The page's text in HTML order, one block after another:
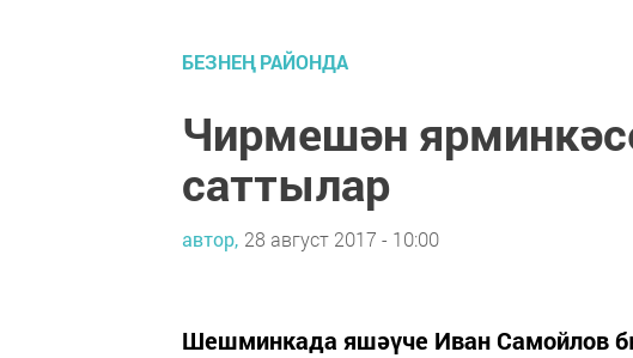
БЕЗНЕҢ РАЙОНДА
Чирмешән
саттылар
автор, 28 август 2017 - 10:00
Шешминкада яшәүче Иван Самойлов